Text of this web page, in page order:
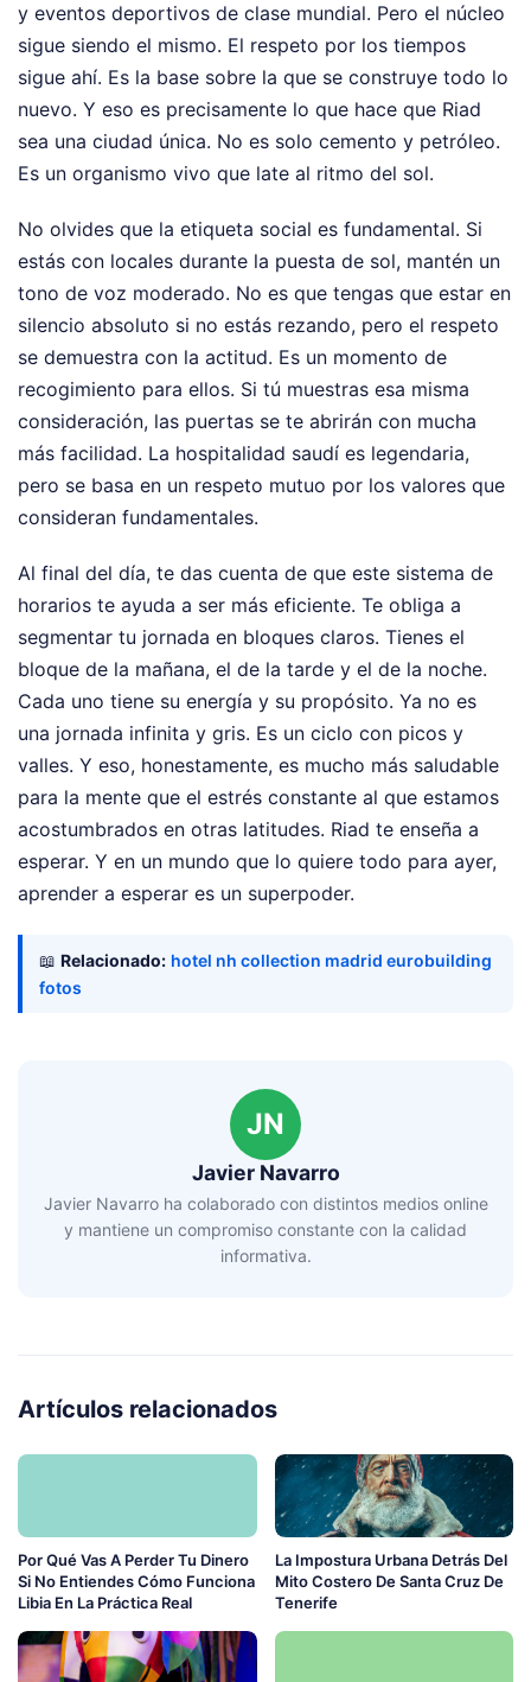
y eventos deportivos de clase mundial. Pero el núcleo
sigue siendo el mismo. El respeto por los tiempos
sigue ahí. Es la base sobre la que se construye todo lo
nuevo. Y eso es precisamente lo que hace que Riad
sea una ciudad única. No es solo cemento y petróleo.
Es un organismo vivo que late al ritmo del sol.
No olvides que la etiqueta social es fundamental. Si
estás con locales durante la puesta de sol, mantén un
tono de voz moderado. No es que tengas que estar en
silencio absoluto si no estás rezando, pero el respeto
se demuestra con la actitud. Es un momento de
recogimiento para ellos. Si tú muestras esa misma
consideración, las puertas se te abrirán con mucha
más facilidad. La hospitalidad saudí es legendaria,
pero se basa en un respeto mutuo por los valores que
consideran fundamentales.
Al final del día, te das cuenta de que este sistema de
horarios te ayuda a ser más eficiente. Te obliga a
segmentar tu jornada en bloques claros. Tienes el
bloque de la mañana, el de la tarde y el de la noche.
Cada uno tiene su energía y su propósito. Ya no es
una jornada infinita y gris. Es un ciclo con picos y
valles. Y eso, honestamente, es mucho más saludable
para la mente que el estrés constante al que estamos
acostumbrados en otras latitudes. Riad te enseña a
esperar. Y en un mundo que lo quiere todo para ayer,
aprender a esperar es un superpoder.
📖 Relacionado: hotel nh collection madrid eurobuilding
fotos
JN
Javier Navarro
Javier Navarro ha colaborado con distintos medios online
y mantiene un compromiso constante con la calidad
informativa.
Artículos relacionados
Por Qué Vas A Perder Tu Dinero
Si No Entiendes Cómo Funciona
Libia En La Práctica Real
La Impostura Urbana Detrás Del
Mito Costero De Santa Cruz De
Tenerife